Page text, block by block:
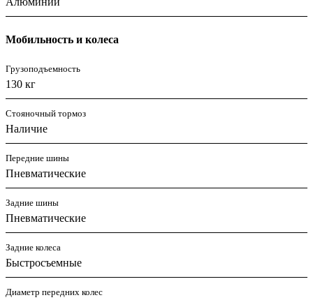
Мобильность и колеса
Грузоподъемность
130 кг
Стояночный тормоз
Наличие
Передние шины
Пневматические
Задние шины
Пневматические
Задние колеса
Быстросъемные
Диаметр передних колес